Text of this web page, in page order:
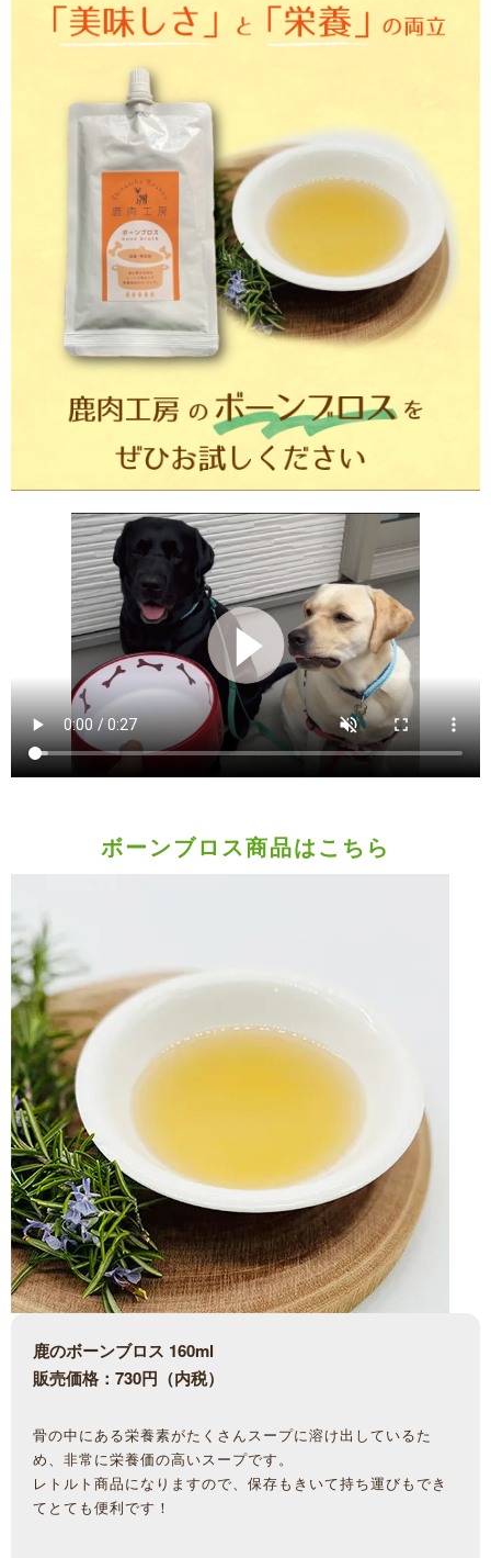
ボーンブロス商品はこちら
鹿のボーンブロス 160ml
販売価格：730円（内税）
骨の中にある栄養素がたくさんスープに溶け出しているた
め、非常に栄養価の高いスープです。
レトルト商品になりますので、保存もきいて持ち運びもでき
てとても便利です！